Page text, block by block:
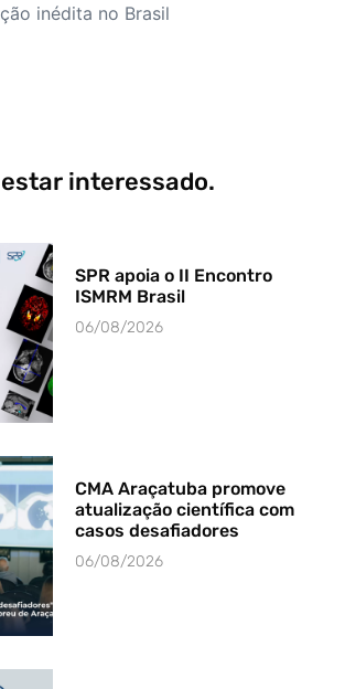
inédita no Brasil
interessado.
SPR apoia o II Encontro
ISMRM Brasil
06/08/2026
CMA Araçatuba promove
atualização científica com
casos desafiadores
06/08/2026